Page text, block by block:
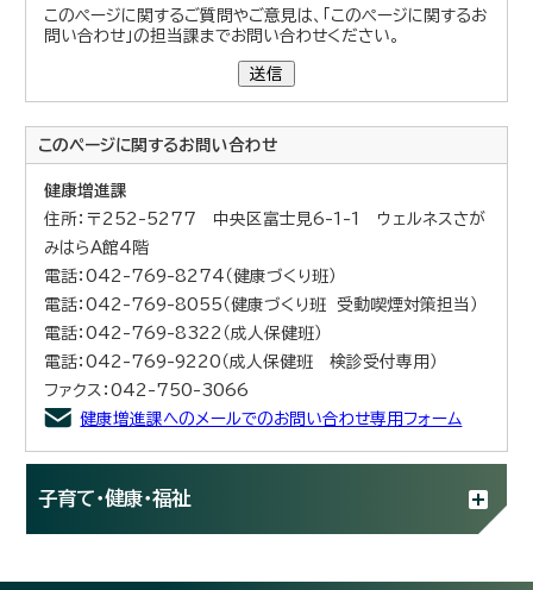
このページに関するご質問やご意見は、「このページに関するお
問い合わせ」の担当課までお問い合わせください。
送信
このページに関するお問い合わせ
健康増進課
住所：〒252-5277 中央区富士見6-1-1 ウェルネスさが
みはらA館4階
電話：042-769-8274（健康づくり班）
電話：042-769-8055（健康づくり班 受動喫煙対策担当）
電話：042-769-8322（成人保健班）
電話：042-769-9220（成人保健班 検診受付専用）
ファクス：042-750-3066
健康増進課へのメールでのお問い合わせ専用フォーム
子育て・健康・福祉